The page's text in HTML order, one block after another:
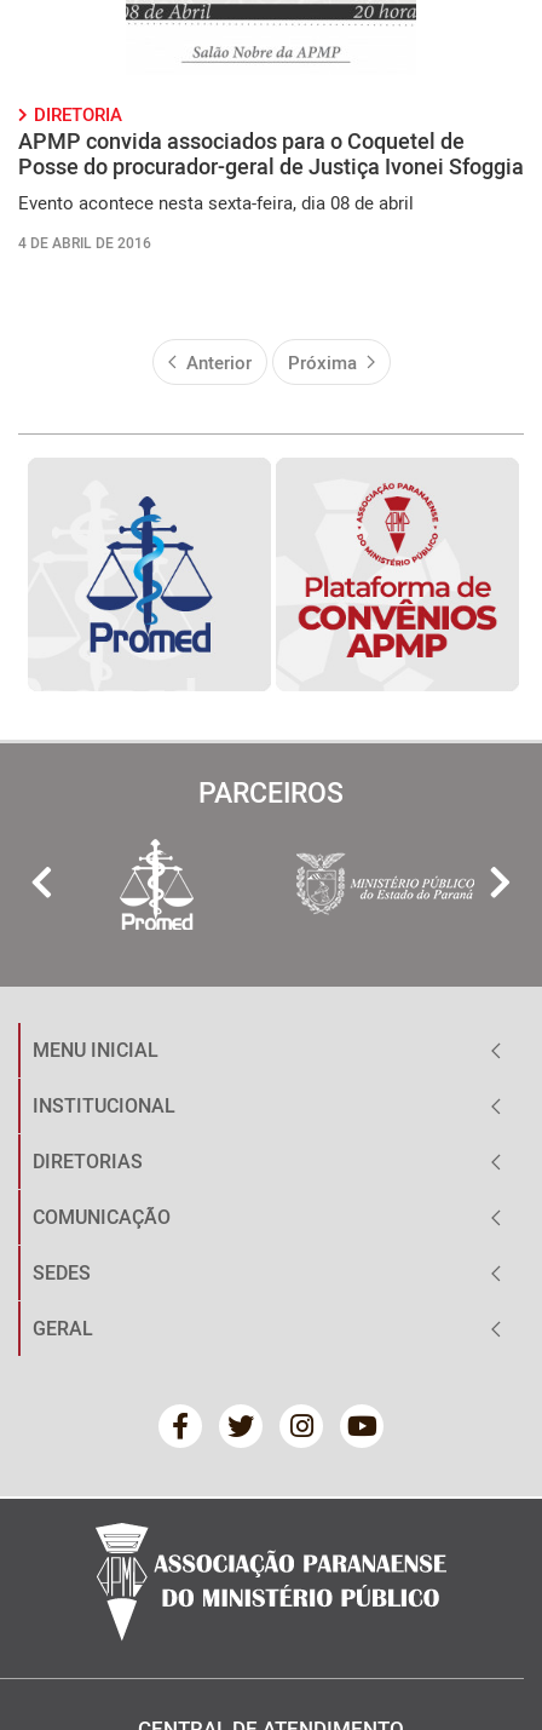
DIRETORIA
APMP convida associados para o Coquetel de
Posse do procurador-geral de Justiça Ivonei Sfoggia
Evento acontece nesta sexta-feira, dia 08 de abril
4 DE ABRIL DE 2016
Anterior Próxima
PARCEIROS
MENU INICIAL
INSTITUCIONAL
DIRETORIAS
COMUNICAÇÃO
SEDES
GERAL